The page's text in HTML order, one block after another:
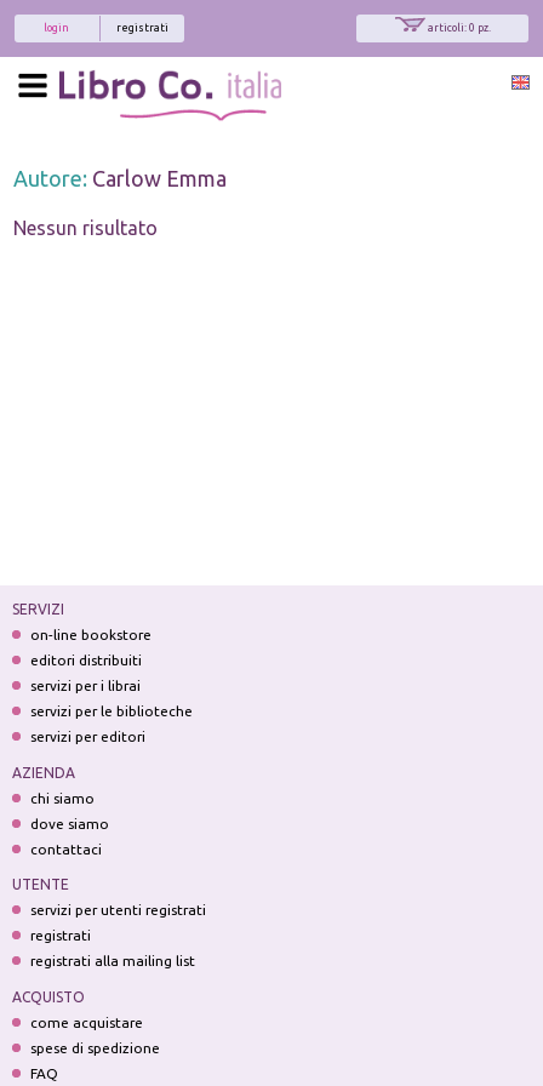
articoli: 0 pz.
registrati
login
Autore: Carlow Emma
Nessun risultato
SERVIZI
on-line bookstore
editori distribuiti
servizi per i librai
servizi per le biblioteche
servizi per editori
AZIENDA
chi siamo
dove siamo
contattaci
UTENTE
servizi per utenti registrati
registrati
registrati alla mailing list
ACQUISTO
come acquistare
spese di spedizione
FAQ